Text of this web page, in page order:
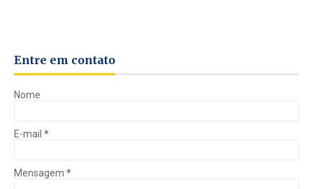
Entre em contato
Nome
E-mail *
Mensagem *